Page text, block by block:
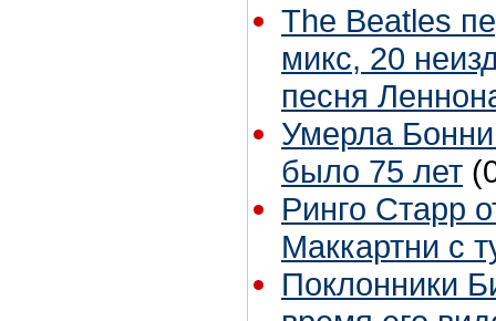
The Beatles
микс, 20
песня
Умерла
было 75 лет
Ринго Старр
Маккартни с
Поклонники